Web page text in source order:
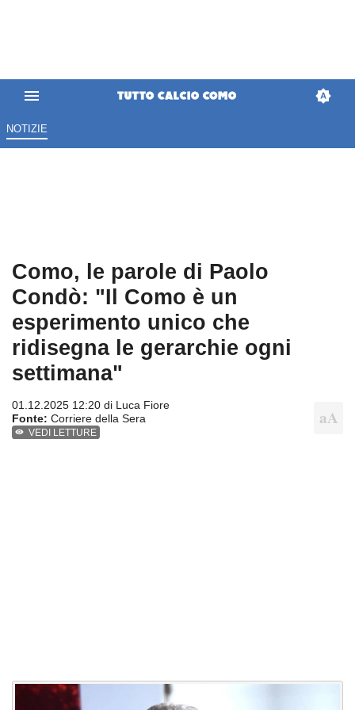
NOTIZIE
Como, le parole di Paolo
Condò: "Il Como è un
esperimento unico che
ridisegna le gerarchie ogni
settimana"
01.12.2025 12:20 di Luca Fiore
Fonte: Corriere della Sera
VEDI LETTURE